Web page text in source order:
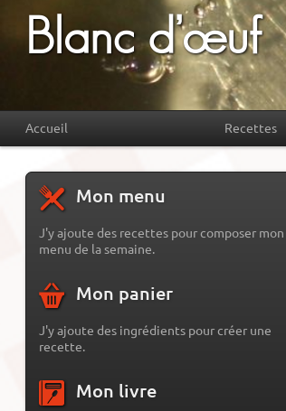
Blanc d’œuf
Accueil Recettes
Mon menu
J'y ajoute des recettes pour composer mon
menu de la semaine.
Mon panier
J'y ajoute des ingrédients pour créer une
recette.
Mon livre